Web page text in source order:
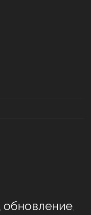
, обновление,